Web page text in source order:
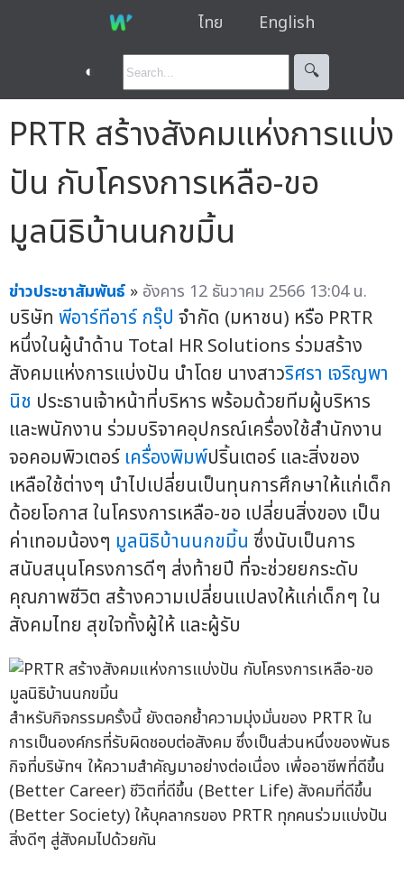
ไทย English
◐ 🔍︎
PRTR สร้างสังคมแห่งการแบ่ง
ปัน กับโครงการเหลือ-ขอ
มูลนิธิบ้านนกขมิ้น
ข่าวประชาสัมพันธ์ » อังคาร 12 ธันวาคม 2566 13:04 น.
บริษัท พีอาร์ทีอาร์ กรุ๊ป จำกัด (มหาชน) หรือ PRTR
หนึ่งในผู้นำด้าน Total HR Solutions ร่วมสร้าง
สังคมแห่งการแบ่งปัน นำโดย นางสาวริศรา เจริญพา
นิช ประธานเจ้าหน้าที่บริหาร พร้อมด้วยทีมผู้บริหาร
และพนักงาน ร่วมบริจาคอุปกรณ์เครื่องใช้สำนักงาน
จอคอมพิวเตอร์ เครื่องพิมพ์ปริ้นเตอร์ และสิ่งของ
เหลือใช้ต่างๆ นำไปเปลี่ยนเป็นทุนการศึกษาให้แก่เด็ก
ด้อยโอกาส ในโครงการเหลือ-ขอ เปลี่ยนสิ่งของ เป็น
ค่าเทอมน้องๆ มูลนิธิบ้านนกขมิ้น ซึ่งนับเป็นการ
สนับสนุนโครงการดีๆ ส่งท้ายปี ที่จะช่วยยกระดับ
คุณภาพชีวิต สร้างความเปลี่ยนแปลงให้แก่เด็กๆ ใน
สังคมไทย สุขใจทั้งผู้ให้ และผู้รับ
สำหรับกิจกรรมครั้งนี้ ยังตอกย้ำความมุ่งมั่นของ PRTR ใน
การเป็นองค์กรที่รับผิดชอบต่อสังคม ซึ่งเป็นส่วนหนึ่งของพันธ
กิจที่บริษัทฯ ให้ความสำคัญมาอย่างต่อเนื่อง เพื่ออาชีพที่ดีขึ้น
(Better Career) ชีวิตที่ดีขึ้น (Better Life) สังคมที่ดีขึ้น
(Better Society) ให้บุคลากรของ PRTR ทุกคนร่วมแบ่งปัน
สิ่งดีๆ สู่สังคมไปด้วยกัน